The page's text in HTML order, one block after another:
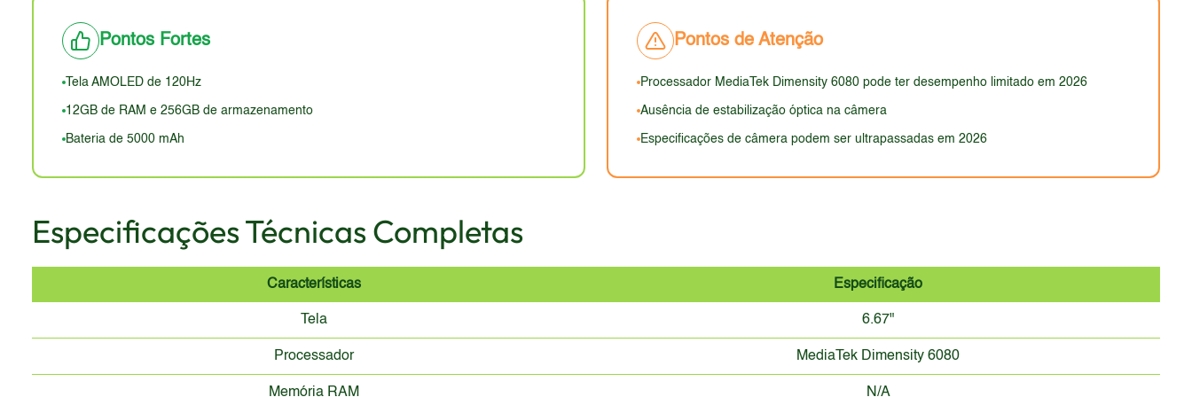
A durabilidade dependerá dos materiais utilizados e da resistência a quedas e arranhões, aspectos não especificados. A ausência de certificação IP (resistência à água e
poeira) pode ser uma desvantagem em comparação com outros smartphones de 2026. A aparência geral, com base nas dimensões e peso, deve ser atraente e funcional,
mas a percepção de "premium" dependerá dos materiais e acabamentos utilizados.
Pontos Fortes
Tela AMOLED de 120Hz
12GB de RAM e 256GB de armazenamento
Bateria de 5000 mAh
Pontos de Atenção
Processador MediaTek Dimensity 6080 pode ter desempenho limitado em 2026
Ausência de estabilização óptica na câmera
Especificações de câmera podem ser ultrapassadas em 2026
Especificações Técnicas Completas
Características Especificação
Tela 6.67"
Processador MediaTek Dimensity 6080
Memória RAM N/A